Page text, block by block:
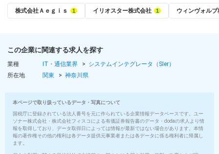
高島」駅より徒歩1分）
---------------------------
未経験からスタートされる場合、独り立ちまでの研修期間はしっ
かりと知識・スキルを定着させていただきたいので、出社が基本
※受動喫煙対策／屋内原則禁煙
勤務時間
9:00～17:45（所定労働時間7時間45分 休憩60分）
株式会社Ａｅｇｉｓ イリオスター株式会社 ウィンヴォル
この企業に関連する求人を探す
業種 IT・通信業界
システムインテグレータ（SIer）
所在地
関東 神奈川県
本ページで取り扱っているデータ・写真について
国税庁に登録されている法人番号を元に作られている企業情報データベースです。ユー
ソナー株式会社・株式会社フィスコによる有価証券報告書のデータ・dodaの求人より情
報を取得しており、データ取得日によっては情報が最新ではない場合があります。本情
報の著作権その他の権利は各データ提供元事業者または各データに係る権利者に帰属し
ます。